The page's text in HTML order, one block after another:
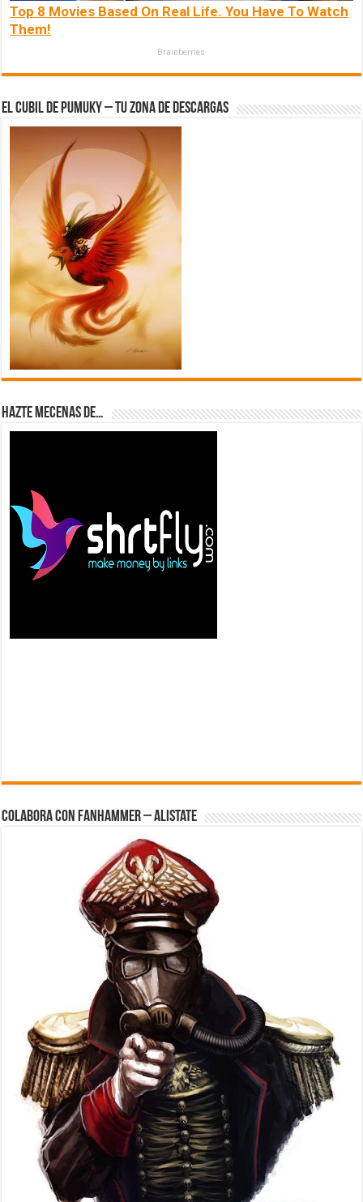
Top 8 Movies Based On Real Life. You Have To Watch
Them!
Brainberries
El Cubil de Pumuky – Tu zona de Descargas
Hazte Mecenas de…
Colabora con FanHammer – Alistate